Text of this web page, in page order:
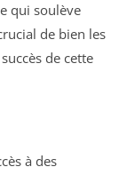
qui soulève
de bien les
de cette
à des